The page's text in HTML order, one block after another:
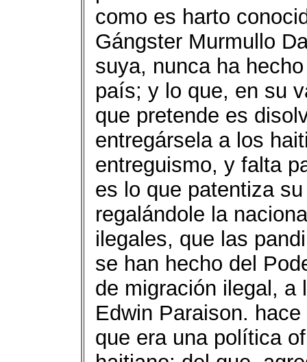
como es harto
Gángster Murmullo
suya, nunca ha
país; y lo que, en su
que pretende es
entregársela a los
entreguismo, y falta
es lo que patentiza
regalándole la
ilegales, que las
se han hecho del
de migración ilegal, a
Edwin Paraison.
que era una política